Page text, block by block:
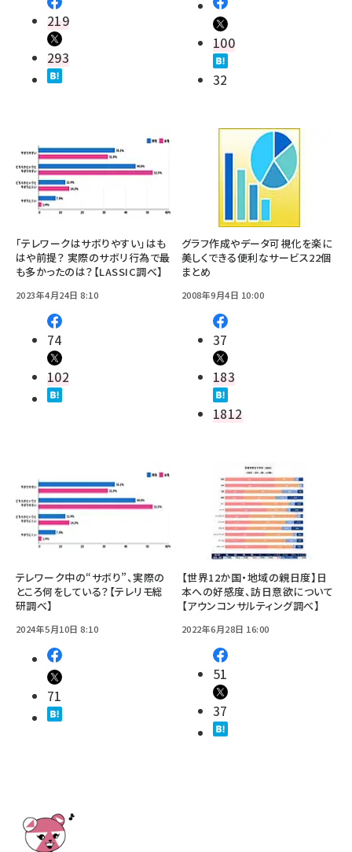
219
293
100
32
「テレワークはサボりやすい」はも
はや前提？ 実際のサボリ行為で最
も多かったのは？【LASSIC調べ】
2023年4月24日 8:10
74
102
グラフ作成やデータ可視化を楽に
美しくできる便利なサービス22個
まとめ
2008年9月4日 10:00
37
183
1812
テレワーク中の“サボり”、実際の
ところ何をしている？【テレリモ総
研調べ】
2024年5月10日 8:10
71
【世界12か国・地域の親日度】日
本への好感度、訪日意欲について
【アウンコンサルティング調べ】
2022年6月28日 16:00
51
37